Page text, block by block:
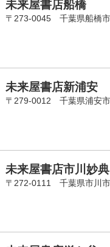
未来屋書店船橋
〒273-0045 千葉県船橋
未来屋書店新浦安
〒279-0012 千葉県浦安
未来屋書店市川妙典
〒272-0111 千葉県市川